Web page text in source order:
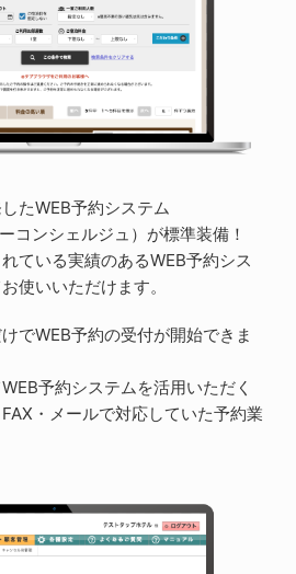
たWEB予約システム
コンシェルジュ）が標準装備！
ている実績のあるWEB予約シス
使いいただけます。
でWEB予約の受付が開始できま
予約システムを活用いただく
・メールで対応していた予約業